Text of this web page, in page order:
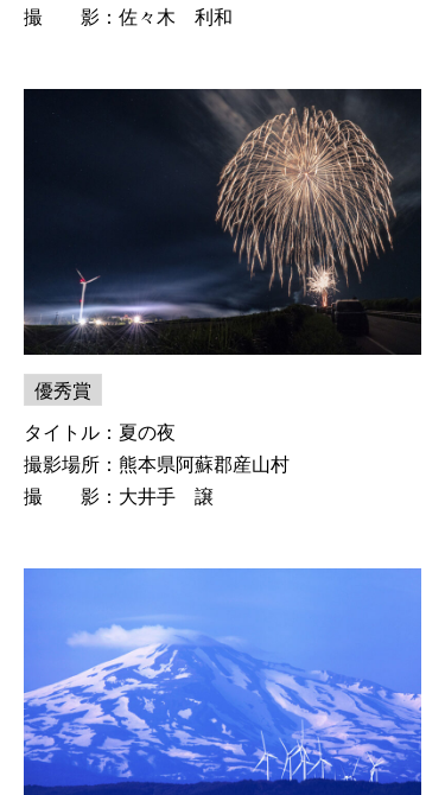
撮 影：佐々木 利和
優秀賞
タイトル：夏の夜
撮影場所：熊本県阿蘇郡産山村
撮 影：大井手 譲